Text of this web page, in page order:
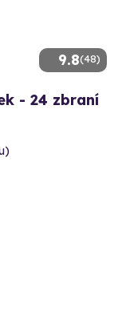
9.8(48)
- 24 zbraní